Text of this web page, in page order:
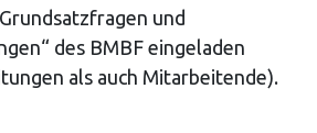
und
des BMBF eingeladen
als auch Mitarbeitende).